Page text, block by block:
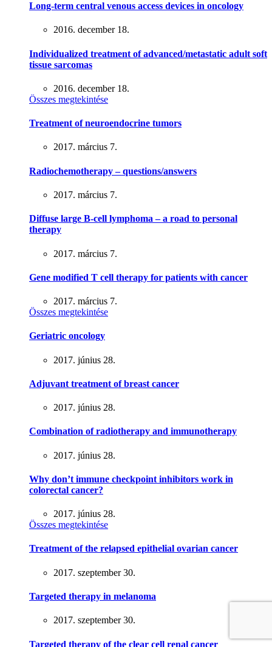
Long-term central venous access devices in oncology
2016. december 18.
Individualized treatment of advanced/metastatic adult soft
tissue sarcomas
2016. december 18.
Összes megtekintése
Treatment of neuroendocrine tumors
2017. március 7.
Radiochemotherapy – questions/answers
2017. március 7.
Diffuse large B-cell lymphoma – a road to personal
therapy
2017. március 7.
Gene modified T cell therapy for patients with cancer
2017. március 7.
Összes megtekintése
Geriatric oncology
2017. június 28.
Adjuvant treatment of breast cancer
2017. június 28.
Combination of radiotherapy and immunotherapy
2017. június 28.
Why don’t immune checkpoint inhibitors work in
colorectal cancer?
2017. június 28.
Összes megtekintése
Treatment of the relapsed epithelial ovarian cancer
2017. szeptember 30.
Targeted therapy in melanoma
2017. szeptember 30.
Targeted therapy of the clear cell renal cancer